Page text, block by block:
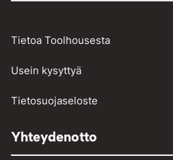
Tietoa Toolhousesta
Usein kysyttyä
Tietosuojaseloste
Yhteydenotto